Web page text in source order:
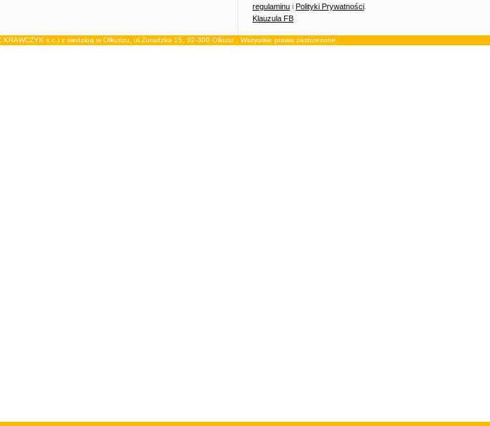
regulaminu i Polityki Prywatności
Klauzula FB
s.c.) z siedzibą w Olkuszu, ul.Żuradzka 15, 32-300 Olkusz . Wszystkie prawa zastrzeżone.